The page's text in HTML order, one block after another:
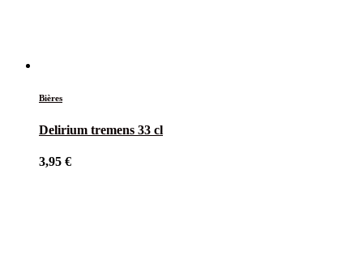
Bières
Delirium tremens 33 cl
3,95 €